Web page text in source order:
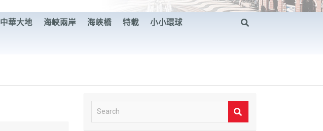
中華大地 海峽兩岸 海峽橋 特載 小小環球
e